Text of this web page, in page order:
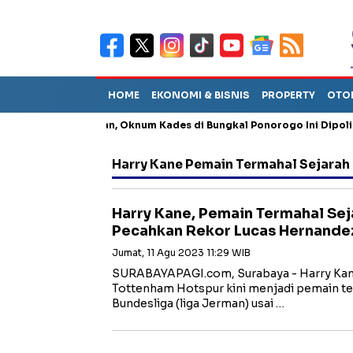
HOME EKONOMI & BISNIS PROPERTY
Penganiayaan, Oknum Kades di Bungkal Ponorogo Ini Dipolisikan
Harry Kane Pemain Termahal
Harry Kane, Pemain Termahal
Pecahkan Rekor Lucas
Jumat, 11 Agu 2023 11:29 WIB
SURABAYAPAGI.com, Surabaya - Harry
Tottenham Hotspur kini menjadi pemain
Bundesliga (liga Jerman) usai …